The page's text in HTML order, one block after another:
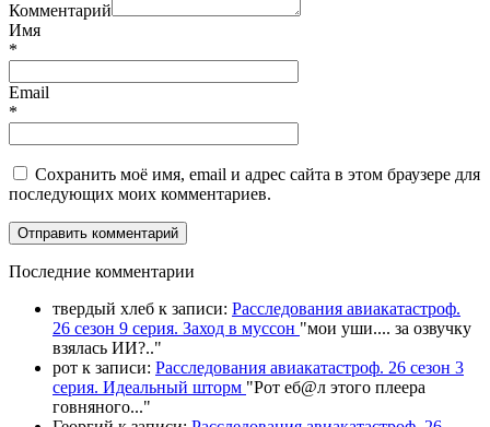
Комментарий
Имя
*
Email
*
Сохранить моё имя, email и адрес сайта в этом браузере для
последующих моих комментариев.
Последние комментарии
твердый хлеб к записи: Расследования авиакатастроф.
26 сезон 9 серия. Заход в муссон "мои уши.... за озвучку
взялась ИИ?.."
рот к записи: Расследования авиакатастроф. 26 сезон 3
серия. Идеальный шторм "Рот еб@л этого плеера
говняного..."